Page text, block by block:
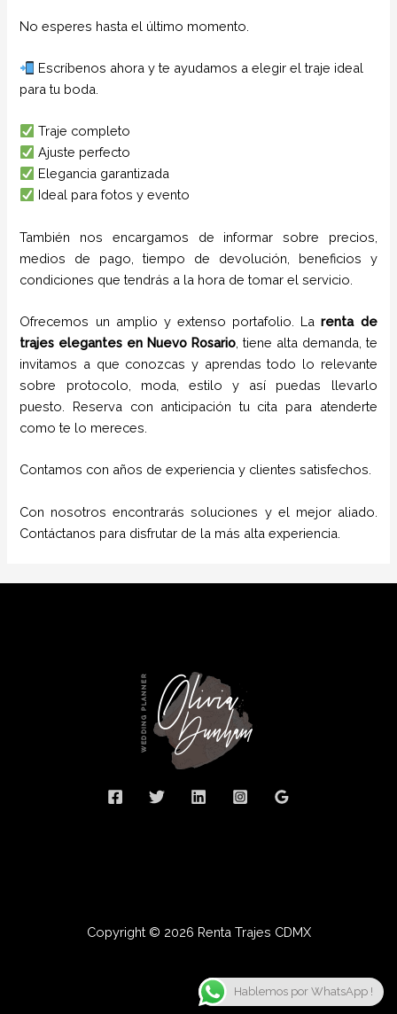
No esperes hasta el último momento.
Escríbenos ahora y te ayudamos a elegir el traje ideal
para tu boda.
Traje completo
Ajuste perfecto
Elegancia garantizada
Ideal para fotos y evento
También nos encargamos de informar sobre precios,
medios de pago, tiempo de devolución, beneficios y
condiciones que tendrás a la hora de tomar el servicio.
Ofrecemos un amplio y extenso portafolio. Larenta de
trajes elegantes enNuevo Rosario , tiene alta demanda, te
invitamos a que conozcas y aprendas todo lo relevante
sobre protocolo, moda, estilo y así puedas llevarlo
puesto. Reserva con anticipación tu cita para atenderte
como te lo mereces.
Contamos con años de experiencia y clientes satisfechos.
Con nosotros encontrarás soluciones y el mejor aliado.
Contáctanos para disfrutar de la más alta experiencia.
Copyright © 2026 Renta Trajes CDMX
Hablemos por WhatsApp !